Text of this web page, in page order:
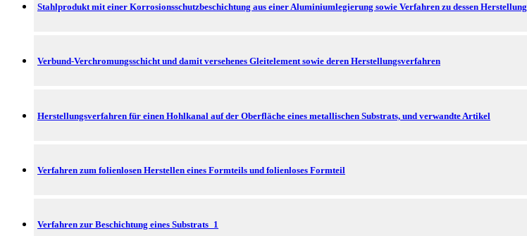
Stahlprodukt mit einer Korrosionsschutzbeschichtung aus einer Aluminiumlegierung sowie Verfahren zu dessen Herstellung
Verbund-Verchromungsschicht und damit versehenes Gleitelement sowie deren Herstellungsverfahren
Herstellungsverfahren für einen Hohlkanal auf der Oberfläche eines metallischen Substrats, und verwandte Artikel
Verfahren zum folienlosen Herstellen eines Formteils und folienloses Formteil
Verfahren zur Beschichtung eines Substrats_1